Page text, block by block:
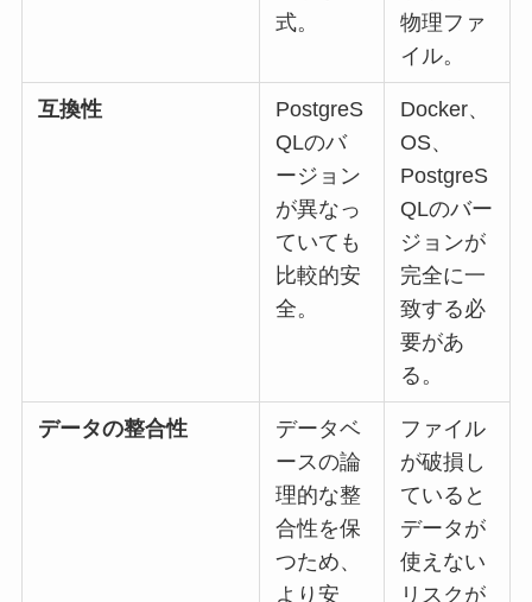
式。
物理ファ
イル。
互換性
PostgreS
QLのバ
ージョン
が異なっ
ていても
比較的安
全。
Docker、
OS、
PostgreS
QLのバー
ジョンが
完全に一
致する必
要があ
る。
データの整合性
データベ
ースの論
理的な整
合性を保
つため、
より安
ファイル
が破損し
ていると
データが
使えない
リスクが